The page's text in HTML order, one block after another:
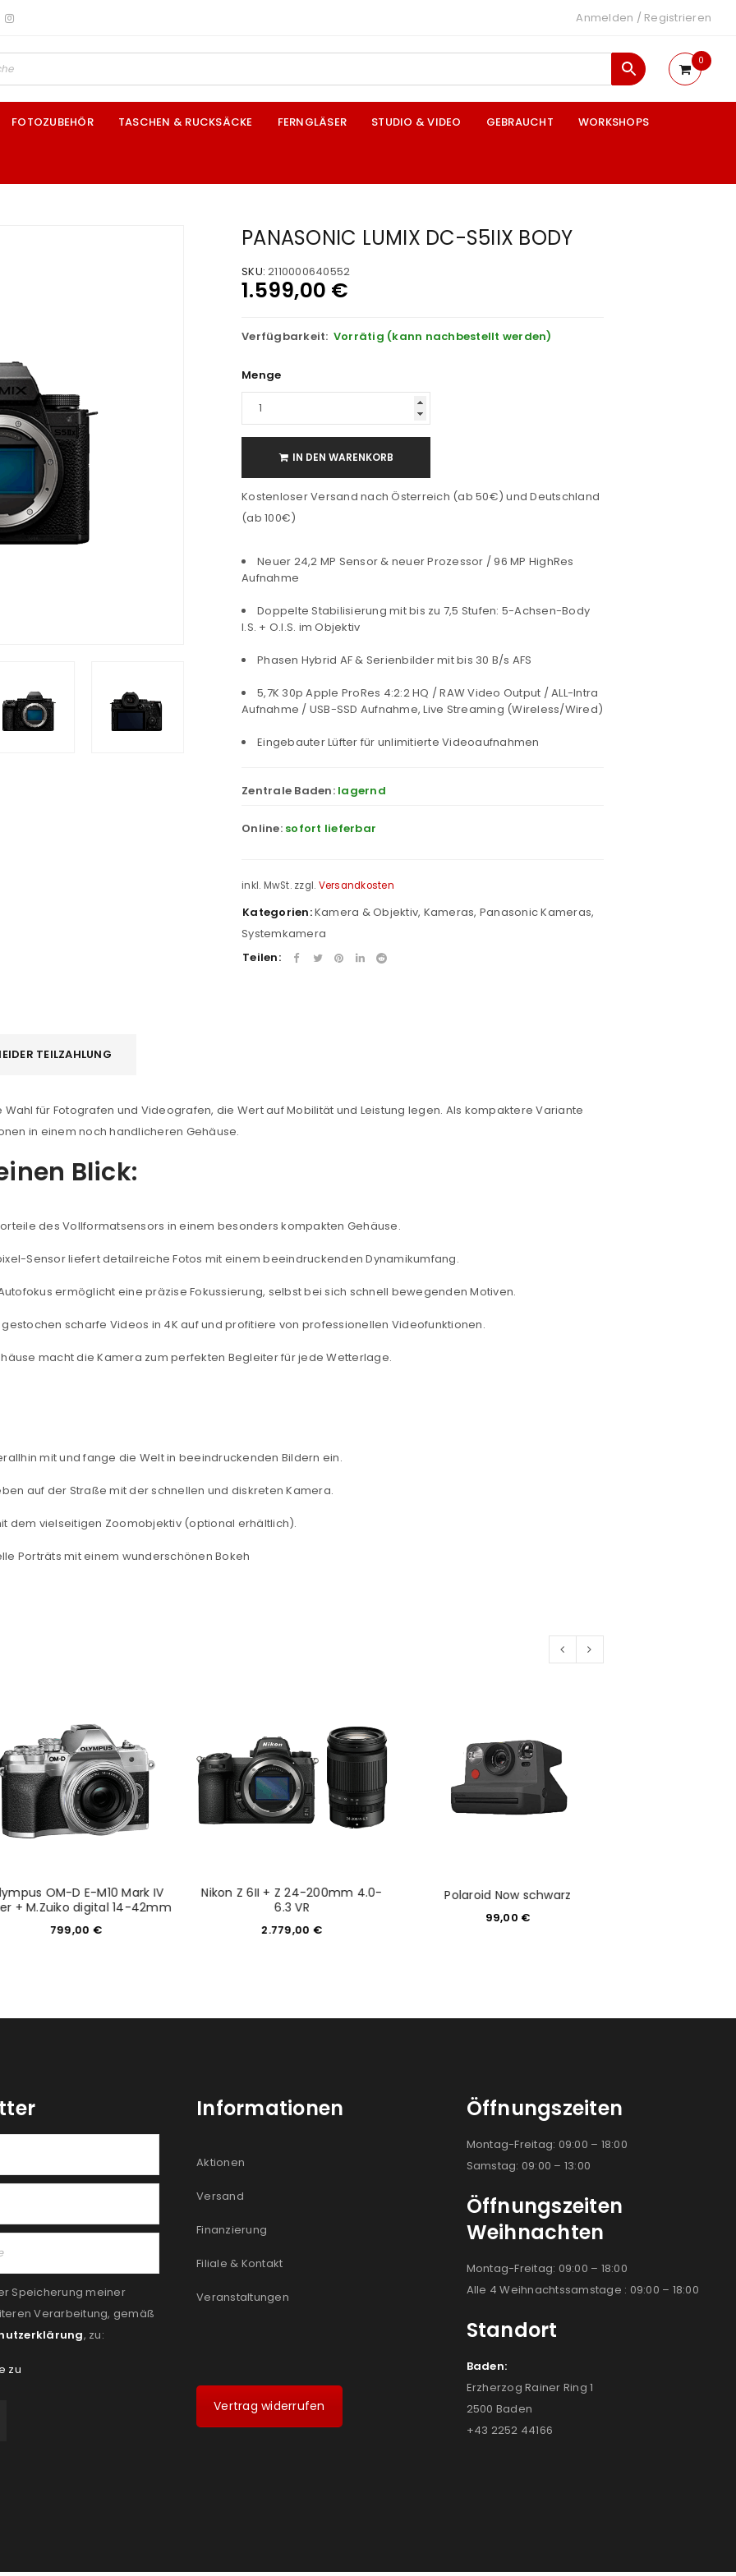
*
durch
REGISTRIEREN
E-Mail-Adresse*
Ein Link zum Erstellen eines neuen Passworts wird an deine E-
Mail-Adresse gesendet.
Ich stimme zu
Datenschutzerklärung
Anmelden / Registrieren
0
FOTOZUBEHÖR TASCHEN & RUCKSÄCKE FERNGLÄSER STUDIO & VIDEO GEBRAUCHT WORKSHOPS
PANASONIC LUMIX DC-S5IIX BODY
SKU: 2110000640552
1.599,00 €
Verfügbarkeit: Vorrätig (kann nachbestellt werden)
Menge
IN DEN WARENKORB
Kostenloser Versand nach Österreich (ab 50€) und Deutschland
(ab 100€)
Neuer 24,2 MP Sensor & neuer Prozessor / 96 MP HighRes
Aufnahme
Doppelte Stabilisierung mit bis zu 7,5 Stufen: 5-Achsen-Body
I.S. + O.I.S. im Objektiv
Phasen Hybrid AF & Serienbilder mit bis 30 B/s AFS
5,7K 30p Apple ProRes 4:2:2 HQ / RAW Video Output / ALL-Intra
Aufnahme / USB-SSD Aufnahme, Live Streaming (Wireless/Wired)
Eingebauter Lüfter für unlimitierte Videoaufnahmen
Zentrale Baden: lagernd
Online: sofort lieferbar
inkl. MwSt. zzgl. Versandkosten
Kategorien:Kamera & Objektiv, Kameras, Panasonic Kameras,
Systemkamera
Teilen:
TEILZAHLUNG
Wahl für Fotografen und Videografen, die Wert auf Mobilität und Leistung legen. Als kompaktere Variante
in einem noch handlicheren Gehäuse.
Blick:
des Vollformatsensors in einem besonders kompakten Gehäuse.
Sensor liefert detailreiche Fotos mit einem beeindruckenden Dynamikumfang.
ermöglicht eine präzise Fokussierung, selbst bei sich schnell bewegenden Motiven.
scharfe Videos in 4K auf und profitiere von professionellen Videofunktionen.
macht die Kamera zum perfekten Begleiter für jede Wetterlage.
mit und fange die Welt in beeindruckenden Bildern ein.
auf der Straße mit der schnellen und diskreten Kamera.
dem vielseitigen Zoomobjektiv (optional erhältlich).
Porträts mit einem wunderschönen Bokeh
OM-D E-M10 Mark IV
+ M.Zuiko digital 14-42mm
799,00 €
Nikon Z 6II + Z 24-200mm 4.0-
6.3 VR
2.779,00 €
Polaroid Now schwarz
99,00 €
Speicherung meiner
Verarbeitung, gemäß
, zu:
zu
Informationen
Aktionen
Versand
Finanzierung
Filiale & Kontakt
Veranstaltungen
Vertrag widerrufen
Öffnungszeiten
Montag-Freitag: 09:00 – 18:00
Samstag: 09:00 – 13:00
Öffnungszeiten
Weihnachten
Montag-Freitag: 09:00 – 18:00
Alle 4 Weihnachtssamstage : 09:00 – 18:00
Standort
Baden:
Erzherzog Rainer Ring 1
2500 Baden
+43 2252 44166